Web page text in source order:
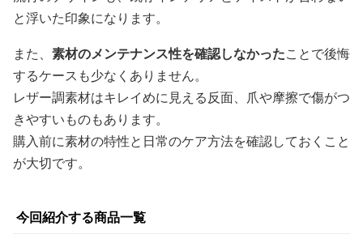
と浮いた印象になります。
また、 素材のメンテナンス性を確認しなかったことで後悔
するケースも少なくありません。
レザー調素材はキレイめに見える反面、爪や摩擦で傷がつ
きやすいものもあります。
購入前に素材の特性と日常のケア方法を確認しておくこと
が大切です。
今回紹介する商品一覧